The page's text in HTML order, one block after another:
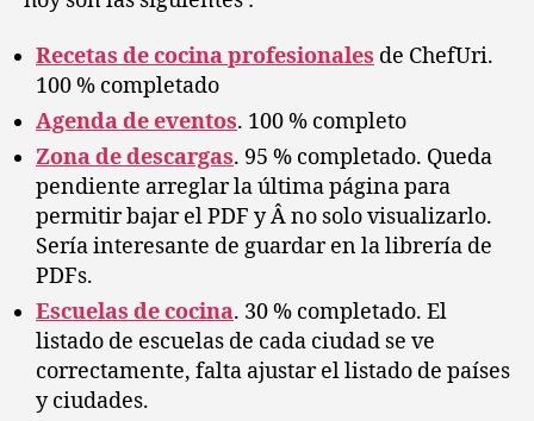
Recetas de cocina profesionales de ChefUri.
100 % completado
Agenda de eventos. 100 % completo
Zona de descargas. 95 % completado. Queda
pendiente arreglar la última página para
permitir bajar el PDF y Â no solo visualizarlo.
Sería interesante de guardar en la librería de
PDFs.
Escuelas de cocina. 30 % completado. El
listado de escuelas de cada ciudad se ve
correctamente, falta ajustar el listado de países
y ciudades.